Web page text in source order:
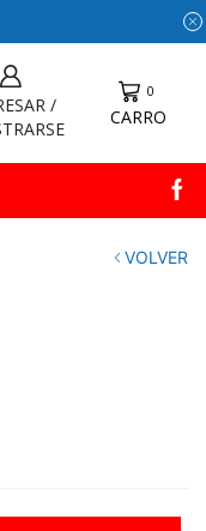
/
0
CARRO
VOLVER